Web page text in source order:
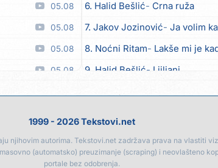
05.08
05.08
05.08
05.08
05.08
6. Halid Bešlić Crna ruža
7. Jakov Jozinović Ja volim
8. Noćni Ritam Lakše mi je
9. Halid Bešlić Ljiljani
13. Noćni Ritam Rekla si mi
1999 - 2026 Tekstovi.net
njihovim autorima. Tekstovi.net zadržava prava na vlastiti
(automatsko) preuzimanje (scraping) i neovlašteno
portale bez odobrenja.